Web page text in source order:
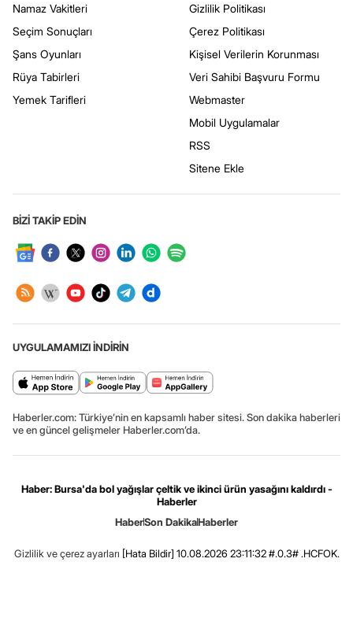
Namaz Vakitleri
Seçim Sonuçları
Şans Oyunları
Rüya Tabirleri
Yemek Tarifleri
Gizlilik Politikası
Çerez Politikası
Kişisel Verilerin Korunması
Veri Sahibi Başvuru Formu
Webmaster
Mobil Uygulamalar
RSS
Sitene Ekle
BİZİ TAKİP EDİN
UYGULAMAMIZI İNDİRİN
Haberler.com: Türkiye’nin en kapsamlı haber sitesi. Son dakika haberleri
ve en güncel gelişmeler Haberler.com’da.
Haber: Bursa'da bol yağışlar çeltik ve ikinci ürün yasağını kaldırdı -
Haberler
HaberSon DakikaHaberler
Gizlilik ve çerez ayarları [Hata Bildir] 10.08.2026 23:11:32 #.0.3# .HCFOK.